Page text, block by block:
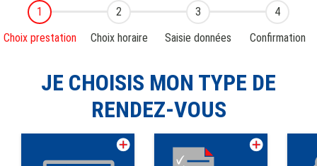
Confirmation
Saisie données
Choix horaire
Choix prestation
JE CHOISIS MON TYPE DE
RENDEZ-VOUS